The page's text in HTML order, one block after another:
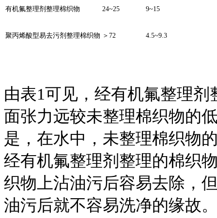
有机氟整理剂整理棉织物 24~25 9~15
聚丙烯酸型易去污剂整理棉织物 ＞72 4.5~9.3
由表1可见，经有机氟整理
面张力远较未整理棉织物的
是，在水中，未整理棉织物
经有机氟整理剂整理的棉织
织物上沾油污后容易去除，
油污后就不容易洗净的缘故